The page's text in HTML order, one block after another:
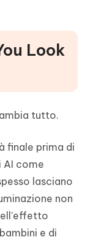
Look
tutto.
finale prima di
AI come
lasciano
non
e di